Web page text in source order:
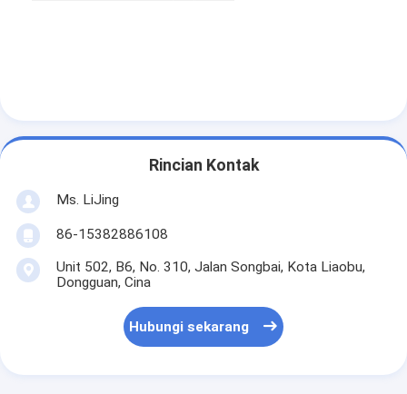
Rincian Kontak
Ms. LiJing
86-15382886108
Unit 502, B6, No. 310, Jalan Songbai, Kota Liaobu,
Dongguan, Cina
Hubungi sekarang